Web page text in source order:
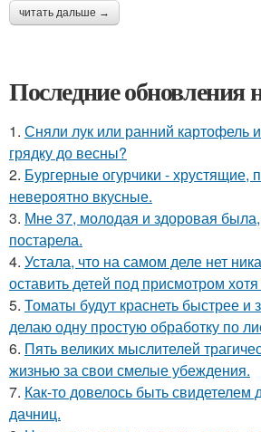
читать дальше →
Последние обновления
1. Сняли лук или ранний картофель
грядку до весны?
2. Бургерные огурчики - хрустящие,
невероятно вкусные.
3. Мне 37, молодая и здоровая была,
постарела.
4. Устала, что на самом деле нет
оставить детей под присмотром
5. Томаты будут краснеть быстрее и
делаю одну простую обработку по
6. Пять великих мыслителей
жизнью за свои смелые убеждения.
7. Как-то довелось быть свидетелем
дачниц.